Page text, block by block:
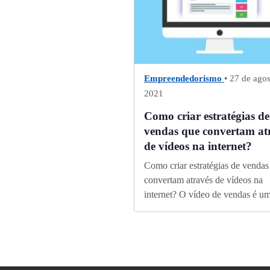
Empreendedorismo • 27 de
2021
Como criar estratégias de
vendas que convertam
de vídeos na internet?
Como criar estratégias de
convertam através de vídeos na
internet? O vídeo de vendas é